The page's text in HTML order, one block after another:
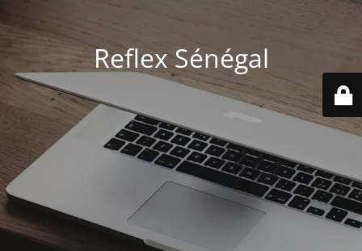
Reflex Sénégal